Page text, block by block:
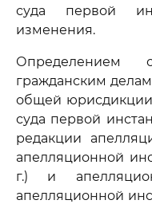
суда первой
изменения.
Определением
гражданским
общей
суда первой
редакции
апелляционной
г.) и
апелляционной